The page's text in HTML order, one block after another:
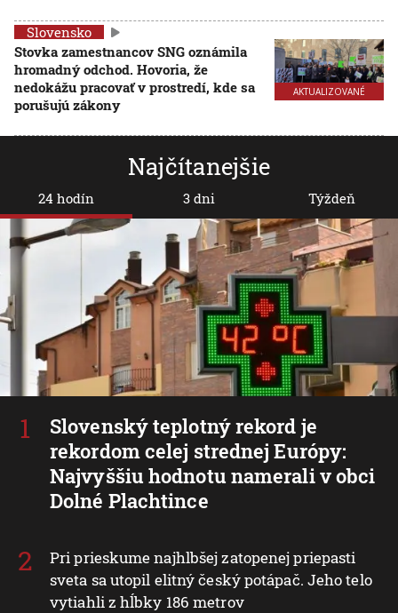
AKTUALIZOVANÉ
Slovensko
Stovka zamestnancov SNG oznámila
hromadný odchod. Hovoria, že
nedokážu pracovať v prostredí, kde sa
porušujú zákony
Najčítanejšie
24 hodín
Slovenský teplotný rekord je
rekordom celej strednej Európy:
Najvyššiu hodnotu namerali v obci
Dolné Plachtince
Pri prieskume najhlbšej zatopenej priepasti
sveta sa utopil elitný český potápač. Jeho telo
vytiahli z hĺbky 186 metrov
3 dni Týždeň